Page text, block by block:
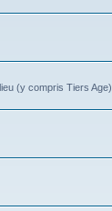
(y compris Tiers Age).